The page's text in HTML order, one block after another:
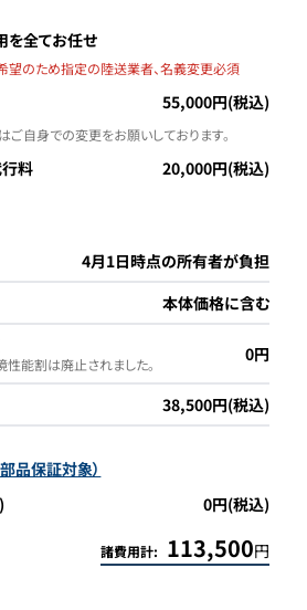
を全てお任せ
のため指定の陸送業者、名義変更必須
55,000円(税込)
自身での変更をお願いしております。
料 20,000円(税込)
4月1日時点の所有者が負担
本体価格に含む
能割は廃止されました｡ 0円
38,500円(税込)
品保証対象）
0円(税込)
諸費用計: 113,500円